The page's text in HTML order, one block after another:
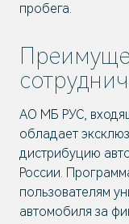
пробега.
АО МБ РУС,
обладает
дистрибуцию
России.
пользователям
автомобиля за